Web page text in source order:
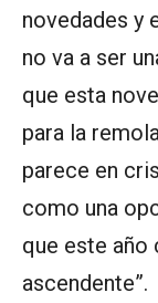
novedades y
no va a ser
que esta
para la
parece en
como una
que este año
ascendente”.